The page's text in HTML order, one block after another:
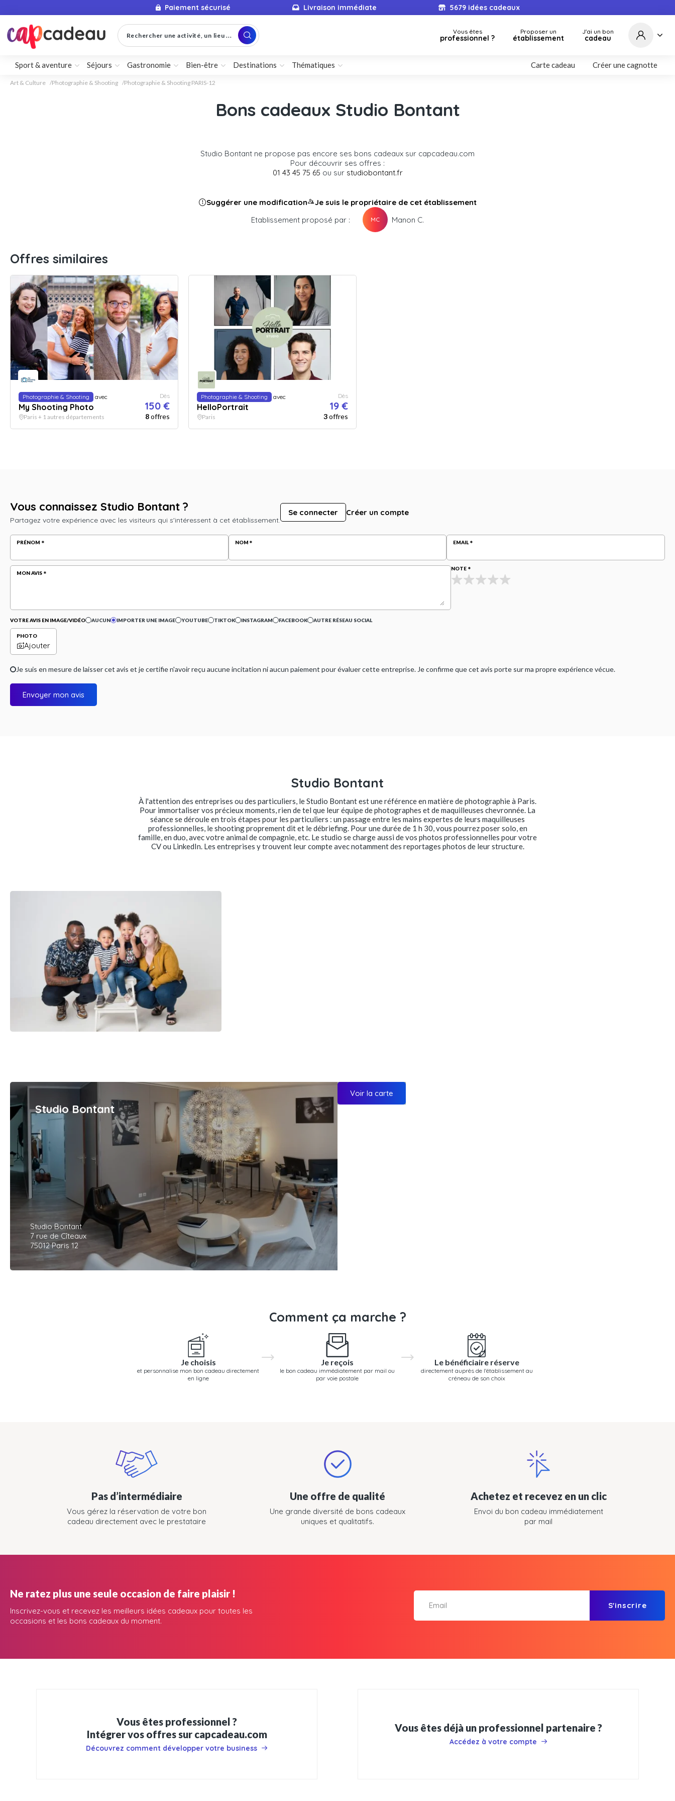
Paiement sécurisé Livraison immédiate 5679 idées cadeaux
Rechercher une activité, un lieu ... Vous êtes
professionnel ?
Proposer un
établissement
J'ai un bon
cadeau
Sport & aventure Séjours Gastronomie Bien-être Destinations Thématiques Carte cadeau Créer une cagnotte
Art & Culture Photographie & Shooting Photographie & Shooting PARIS-12
Bons cadeaux Studio Bontant
Studio Bontant ne propose pas encore ses bons cadeaux sur capcadeau.com
Pour découvrir ses offres :
01 43 45 75 65 ou sur studiobontant.fr
Suggérer une modification
Je suis le propriétaire de cet établissement
Etablissement proposé par :
MC Manon C.
Offres similaires
Photographie & Shooting avec
My Shooting Photo
Dès
150 €
Paris + 1 autres départements 8offres
Photographie & Shooting avec
HelloPortrait
Dès
19 €
Paris 3offres
Vous connaissez Studio Bontant ?
Partagez votre expérience avec les visiteurs qui s'intéressent à cet établissement.
Se connecter Créer un compte
PRÉNOM NOM EMAIL
MON AVIS
NOTE
VOTRE AVIS EN IMAGE/VIDÉO AUCUN IMPORTER UNE IMAGE YOUTUBE TIKTOK INSTAGRAM FACEBOOK AUTRE RÉSEAU SOCIAL
PHOTO
Ajouter
Je suis en mesure de laisser cet avis et je certifie n'avoir reçu aucune incitation ni aucun paiement pour évaluer cette entreprise. Je confirme que cet avis porte sur ma propre expérience vécue.
Envoyer mon avis
Studio Bontant
À l'attention des entreprises ou des particuliers, le Studio Bontant est une référence en matière de photographie à Paris.
Pour immortaliser vos précieux moments, rien de tel que leur équipe de photographes et de maquilleuses chevronnée. La
séance se déroule en trois étapes pour les particuliers : un passage entre les mains expertes de leurs maquilleuses
professionnelles, le shooting proprement dit et le débriefing. Pour une durée de 1 h 30, vous pourrez poser solo, en
famille, en duo, avec votre animal de compagnie, etc. Le studio se charge aussi de vos photos professionnelles pour votre
CV ou LinkedIn. Les entreprises y trouvent leur compte avec notamment des reportages photos de leur structure.
Studio Bontant
Studio Bontant
7 rue de Cîteaux
75012 Paris 12
Voir la carte
Comment ça marche ?
Je choisis
et personnalise mon bon cadeau directement
en ligne
Je reçois
le bon cadeau immédiatement par mail ou
par voie postale
Le bénéficiaire réserve
directement auprès de l'établissement au
créneau de son choix
Pas d’intermédiaire
Vous gérez la réservation de votre bon
cadeau directement avec le prestataire
Une offre de qualité
Une grande diversité de bons cadeaux
uniques et qualitatifs.
Achetez et recevez en un clic
Envoi du bon cadeau immédiatement
par mail
Ne ratez plus une seule occasion de faire plaisir !
Inscrivez-vous et recevez les meilleurs idées cadeaux pour toutes les
occasions et les bons cadeaux du moment.
S'inscrire
Vous êtes professionnel ?
Intégrer vos offres sur capcadeau.com
Découvrez comment développer votre business
Vous êtes déjà un professionnel partenaire ?
Accédez à votre compte